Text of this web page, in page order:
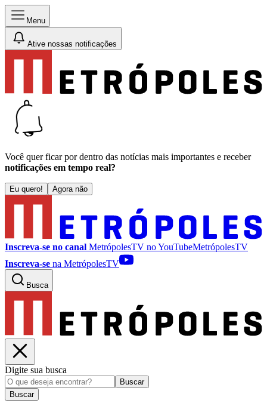
Menu
Ative nossas notificações
Você quer ficar por dentro das notícias mais importantes e receber
notificações em tempo real?
Eu quero! Agora não
Inscreva-se no canal MetrópolesTV noYouTubeMetrópolesTV
Inscreva-se na MetrópolesTV
Busca
Digite sua busca
Buscar
Buscar